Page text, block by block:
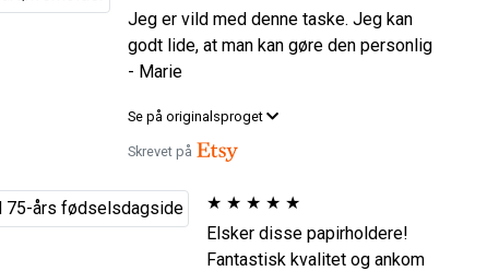
Jeg er vild med denne taske. Jeg kan
godt lide, at man kan gøre den personlig
- Marie
Se på originalsproget
Skrevet på
★ ★ ★ ★ ★
Elsker disse papirholdere!
Fantastisk kvalitet og ankom